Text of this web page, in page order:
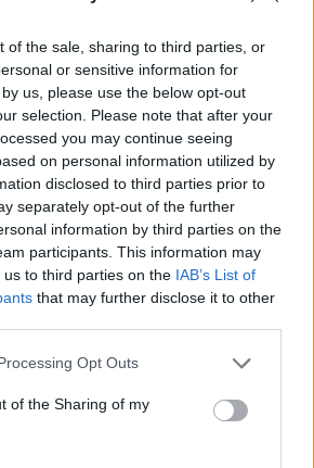
of the sale, sharing to third parties, or
or sensitive information for
us, please use the below opt-out
selection. Please note that after your
you may continue seeing
on personal information utilized by
disclosed to third parties prior to
separately opt-out of the further
information by third parties on the
participants. This information may
to third parties on the IAB’s List of
that may further disclose it to other
Opt Outs
of the Sharing of my
Nyderlandai
straipsniu
Lrytas registruoti vartotojai.
vartotojų
bendraukite komentaruose!
komentarus
komentatoriams